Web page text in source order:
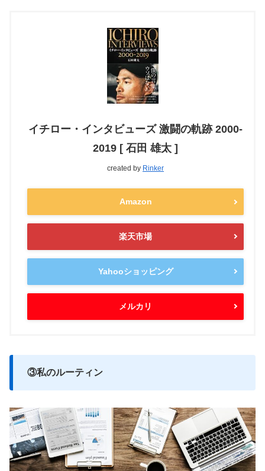
イチロー・インタビューズ 激闘の軌跡 2000-
2019 [ 石田 雄太 ]
created by Rinker
Amazon
楽天市場
Yahooショッピング
メルカリ
③私のルーティン